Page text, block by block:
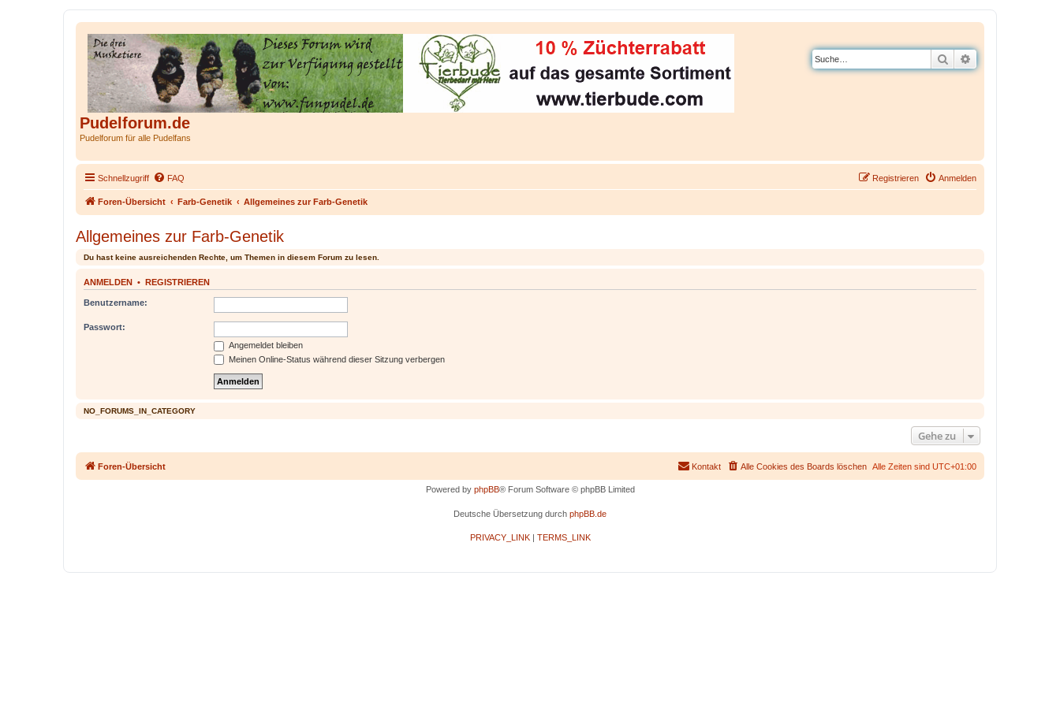
Pudelforum.de
Pudelforum für alle Pudelfans
Suche
Schnellzugriff FAQ Anmelden
Registrieren
Foren-Übersicht Farb-Genetik Allgemeines zur Farb-Genetik
Allgemeines zur Farb-Genetik
Du hast keine ausreichenden Rechte, um Themen in diesem Forum zu lesen.
ANMELDEN • REGISTRIEREN
Benutzername:
Passwort:
Angemeldet bleiben
Meinen Online-Status während dieser Sitzung verbergen
NO_FORUMS_IN_CATEGORY
Gehe zu
Foren-Übersicht Alle Zeiten sind UTC+01:00
Alle Cookies des Boards löschen
Kontakt
Powered by phpBB® Forum Software © phpBB Limited
Deutsche Übersetzung durch phpBB.de
PRIVACY_LINK| TERMS_LINK